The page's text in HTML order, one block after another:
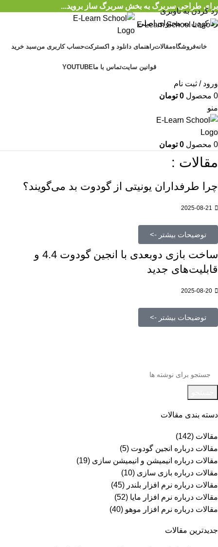
رد کردن به ناوبری
رد کردن به محتوای اصلی
برای طراحی سربرگ به بخش سربرگ ساز بروید...
خانهفروشگاهمقالاتراهنمای دانلود و اکسترکتحساب کاربری منسبد خرید
قوانین سایتتماس با ماYOUTUBE
ورود / ثبت نام
0 محصول 0 تومان
منو
0 محصول 0 تومان
مقالات :
چرا طرفداران یونیتی از گودوت بد می‌گویند؟
توضیحات بیشتر ->
ساخت بازی دوبعدی با انجین گودوت 4.4 و
قابلیت‌های جدید
توضیحات بیشتر ->
دسته بندی مقالات
مقالات (142)
مقالات درباره انجین گودوت (5)
مقالات درباره انیمیشن و انیمیشن سازی (19)
مقالات درباره بازی سازی (10)
مقالات درباره نرم افزار بلندر (45)
مقالات درباره نرم افزار مایا (52)
مقالات درباره نرم افزار موهو (40)
جدیدترین مقالات